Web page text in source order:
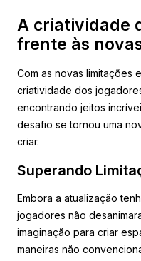
A criatividade
frente às
Com as novas limitações
criatividade dos
encontrando jeitos
desafio se tornou uma
criar.
Superando
Embora a atualização
jogadores não
imaginação para criar
maneiras não